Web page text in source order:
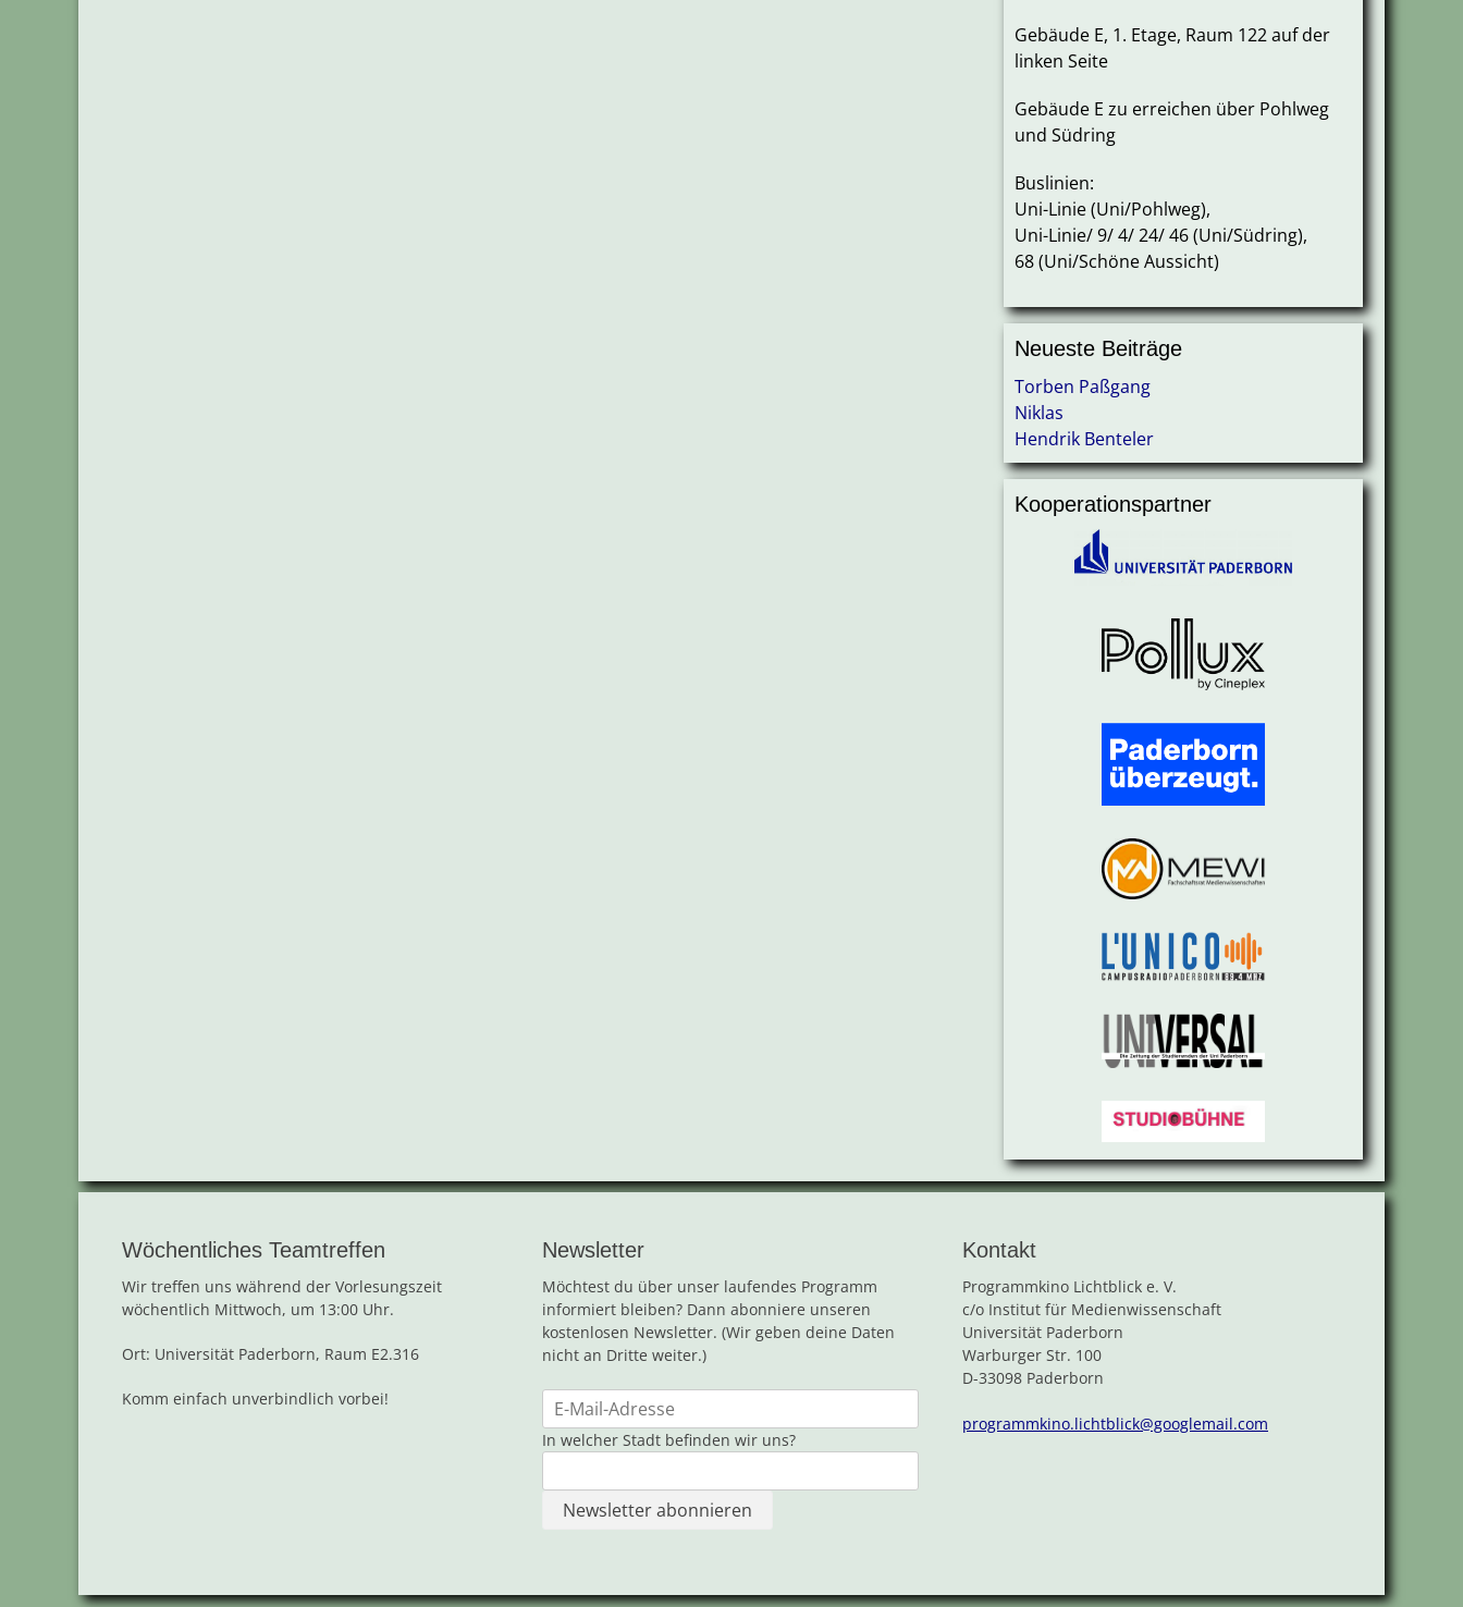
Gebäude E, 1. Etage, Raum 122 auf der
linken Seite
Gebäude E zu erreichen über Pohlweg
und Südring
Buslinien:
Uni-Linie (Uni/Pohlweg),
Uni-Linie/ 9/ 4/ 24/ 46 (Uni/Südring),
68 (Uni/Schöne Aussicht)
Neueste Beiträge
Torben Paßgang
Niklas
Hendrik Benteler
Kooperationspartner
Wöchentliches Teamtreffen
Wir treffen uns während der Vorlesungszeit
wöchentlich Mittwoch, um 13:00 Uhr.
Ort: Universität Paderborn, Raum E2.316
Komm einfach unverbindlich vorbei!
Newsletter
Möchtest du über unser laufendes Programm
informiert bleiben? Dann abonniere unseren
kostenlosen Newsletter. (Wir geben deine Daten
nicht an Dritte weiter.)
In welcher Stadt befinden wir uns?
Kontakt
Programmkino Lichtblick e. V.
c/o Institut für Medienwissenschaft
Universität Paderborn
Warburger Str. 100
D-33098 Paderborn
programmkino.lichtblick@googlemail.com